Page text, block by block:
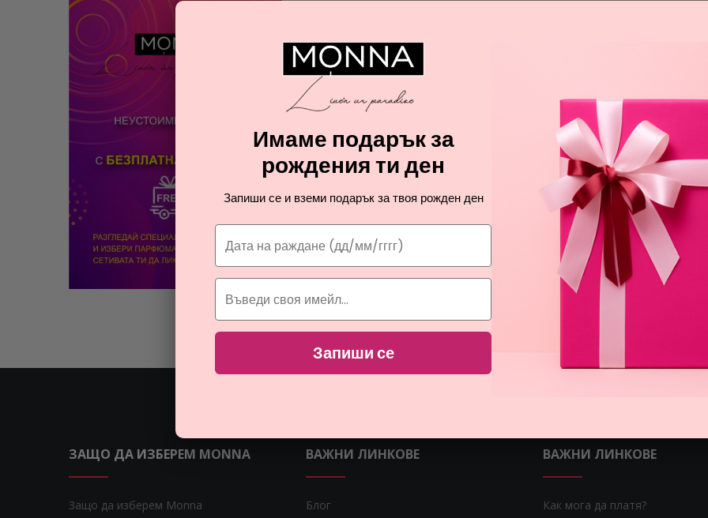
ЗАЩО ДА ИЗБЕРЕМ MONNA
Защо да изберем Monna
ВАЖНИ ЛИНКОВЕ
Блог
ВАЖНИ ЛИНКОВЕ
Как мога да платя?
Имаме подарък за
рождения ти ден
Запиши се и вземи подарък за твоя рожден ден
Запиши се